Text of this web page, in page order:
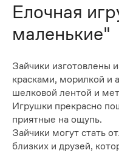
Елочная
маленькие"
Зайчики изготовлены
красками, морилкой и
шелковой лентой и
Игрушки прекрасно
приятные на ощупь.
Зайчики могут стать
близких и друзей,